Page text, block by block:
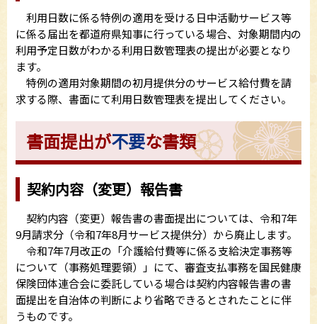
利用日数に係る特例の適用を受ける日中活動サービス等
に係る届出を都道府県知事に行っている場合、対象期間内の
利用予定日数がわかる利用日数管理表の提出が必要となり
ます。
特例の適用対象期間の初月提供分のサービス給付費を請
求する際、書面にて利用日数管理表を提出してください。
書面提出が不要な書類
契約内容（変更）報告書
契約内容（変更）報告書の書面提出については、令和7年
9月請求分（令和7年8月サービス提供分）から廃止します。
令和7年7月改正の「介護給付費等に係る支給決定事務等
について（事務処理要領）」にて、審査支払事務を国民健康
保険団体連合会に委託している場合は契約内容報告書の書
面提出を自治体の判断により省略できるとされたことに伴
うものです。